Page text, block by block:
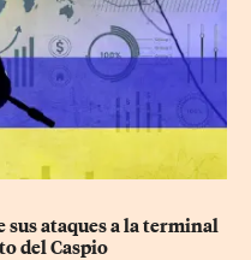
sus ataques a la terminal
del Caspio